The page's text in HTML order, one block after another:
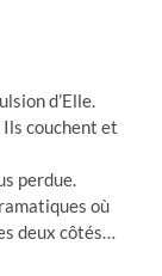
d’Elle.
Ils couchent et
perdue.
où
deux côtés…